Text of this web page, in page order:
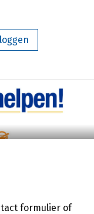
formulier of